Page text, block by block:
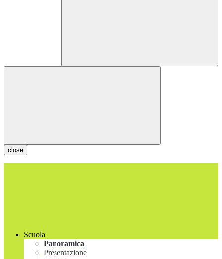
close
Scuola
Panoramica
Presentazione